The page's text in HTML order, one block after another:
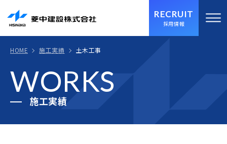
RECRUIT
採用情報
HOME 施工実績 土木工事
WORKS
施工実績